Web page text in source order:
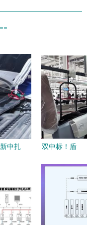
中扎
杯
比亚
能源服
双中标！盾
携手爱玛科
技，护航重
庆贵港两大